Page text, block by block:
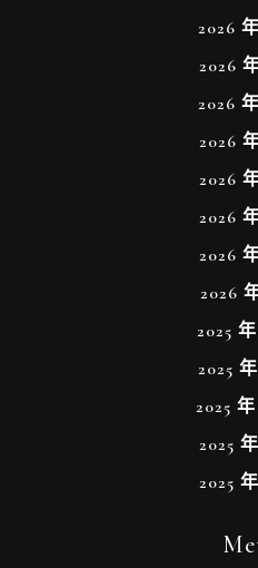
2026
2026
2026
2026
2026
2026
2026
2026
2025
2025
2025
2025
2025